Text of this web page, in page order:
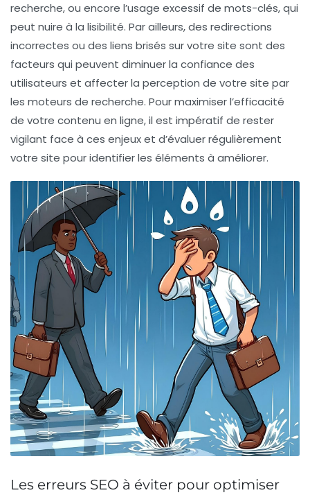
recherche, ou encore l’usage excessif de mots-clés, qui
peut nuire à la lisibilité. Par ailleurs, des redirections
incorrectes ou des liens brisés sur votre site sont des
facteurs qui peuvent diminuer la confiance des
utilisateurs et affecter la perception de votre site par
les moteurs de recherche. Pour maximiser l’efficacité
de votre contenu en ligne, il est impératif de rester
vigilant face à ces enjeux et d’évaluer régulièrement
votre site pour identifier les éléments à améliorer.
Les erreurs SEO à éviter pour optimiser